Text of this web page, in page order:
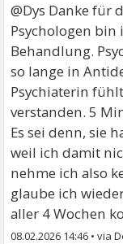
@Dys Danke für
Psychologen bin
Behandlung.
so lange in
Psychiaterin
verstanden. 5
Es sei denn, sie
weil ich damit
nehme ich also
glaube ich
aller 4 Wochen
08.02.2026 14:46 •